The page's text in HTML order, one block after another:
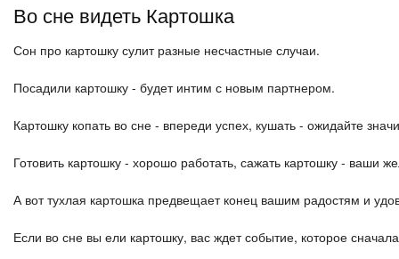
Во сне видеть Картошка
Сон про картошку сулит разные несчастные случаи.
Посадили картошку - будет интим с новым партнером.
Картошку копать во сне - впереди успех, кушать - ожидайте
Готовить картошку - хорошо работать, сажать картошку - ваши
А вот тухлая картошка предвещает конец вашим радостям и
Если во сне вы ели картошку, вас ждет событие, которое